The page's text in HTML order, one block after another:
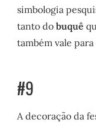
simbologia
tanto do buquê
também vale
#9
A decoração da